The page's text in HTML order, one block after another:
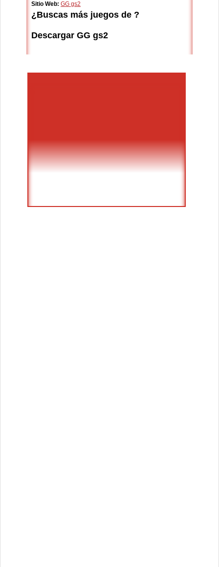
Sitio Web: GG gs2
¿Buscas más juegos de ?
Descargar GG gs2